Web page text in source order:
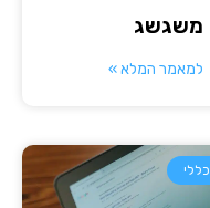
משגשג
למאמר המלא »
כללי